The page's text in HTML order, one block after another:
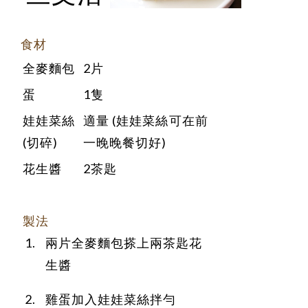
食材
全麥麵包
2片
蛋
1隻
娃娃菜絲
(切碎)
適量 (娃娃菜絲可在前
一晚晚餐切好)
花生醬
2茶匙
製法
兩片全麥麵包搽上兩茶匙花
生醬
雞蛋加入娃娃菜絲拌勻